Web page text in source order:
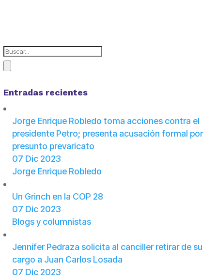
Entradas recientes
Jorge Enrique Robledo toma acciones contra el
presidente Petro; presenta acusación formal por
presunto prevaricato
07 Dic 2023
Jorge Enrique Robledo
Un Grinch en la COP 28
07 Dic 2023
Blogs y columnistas
Jennifer Pedraza solicita al canciller retirar de su
cargo a Juan Carlos Losada
07 Dic 2023